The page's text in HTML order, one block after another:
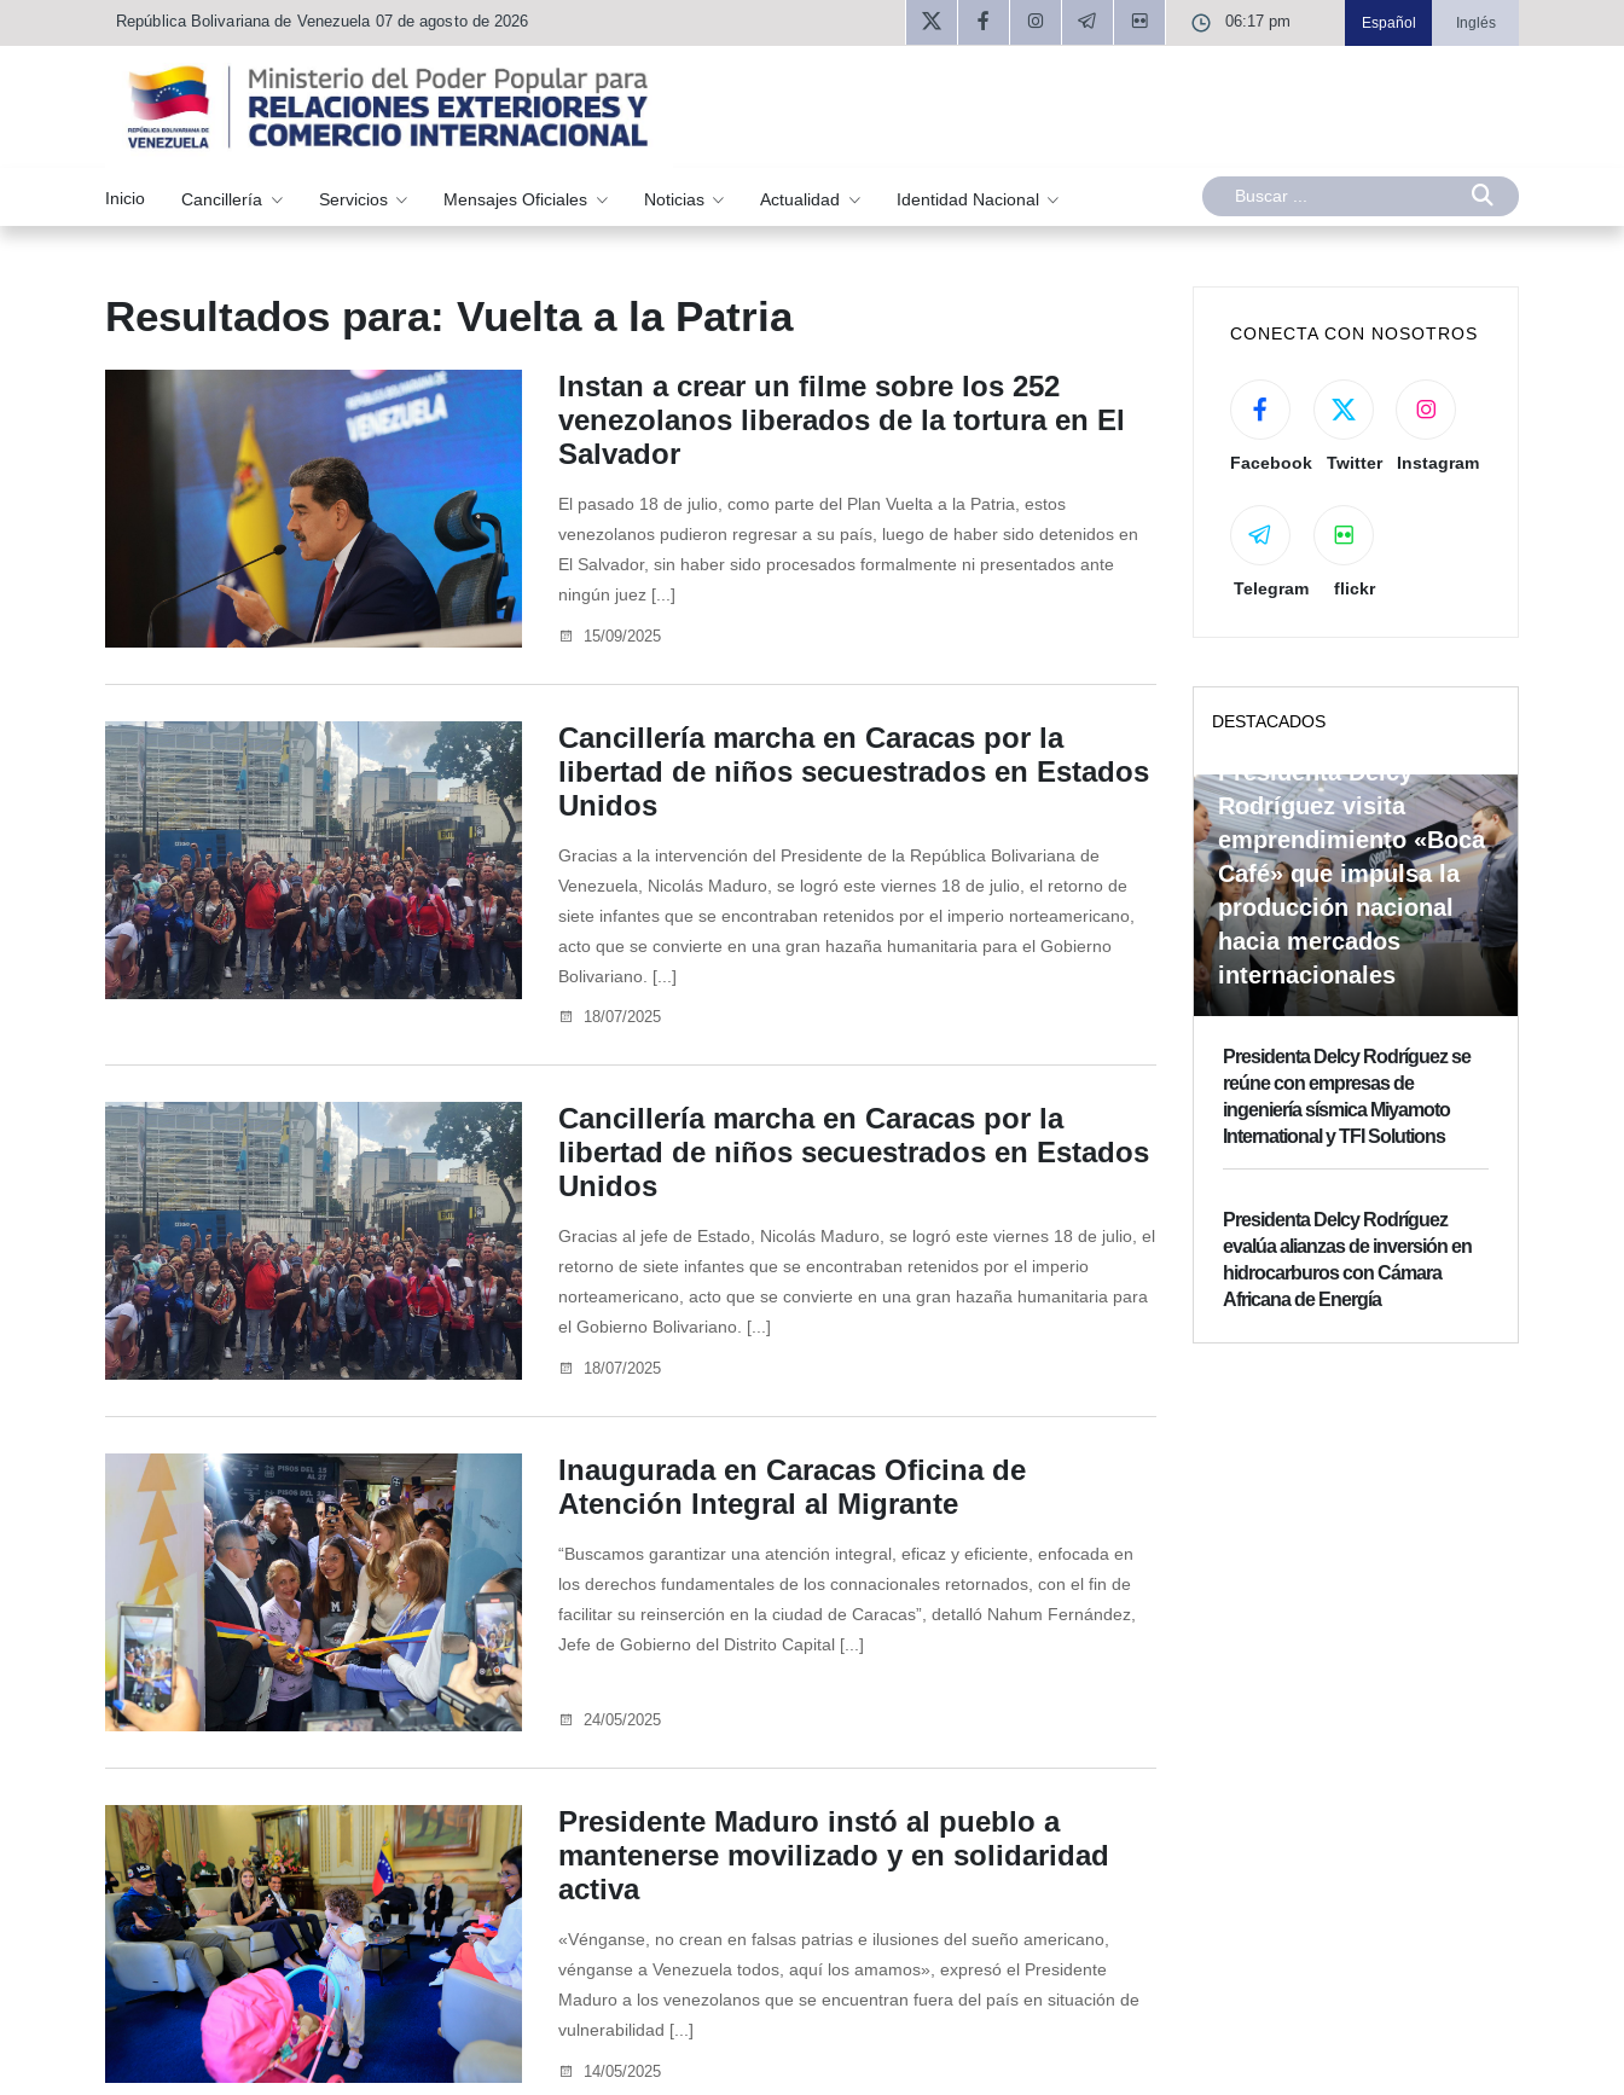
República Bolivariana de Venezuela 07 de agosto de 2026 06:17 pm Español Inglés
Inicio Cancillería Servicios Mensajes Oficiales Noticias Actualidad Identidad Nacional
Resultados para: Vuelta a la Patria
Instan a crear un filme sobre los 252
venezolanos liberados de la tortura en El
Salvador
El pasado 18 de julio, como parte del Plan Vuelta a la Patria, estos
venezolanos pudieron regresar a su país, luego de haber sido detenidos en
El Salvador, sin haber sido procesados formalmente ni presentados ante
ningún juez [...]
15/09/2025
Cancillería marcha en Caracas por la
libertad de niños secuestrados en Estados
Unidos
Gracias a la intervención del Presidente de la República Bolivariana de
Venezuela, Nicolás Maduro, se logró este viernes 18 de julio, el retorno de
siete infantes que se encontraban retenidos por el imperio norteamericano,
acto que se convierte en una gran hazaña humanitaria para el Gobierno
Bolivariano. [...]
18/07/2025
Cancillería marcha en Caracas por la
libertad de niños secuestrados en Estados
Unidos
Gracias al jefe de Estado, Nicolás Maduro, se logró este viernes 18 de julio, el
retorno de siete infantes que se encontraban retenidos por el imperio
norteamericano, acto que se convierte en una gran hazaña humanitaria para
el Gobierno Bolivariano. [...]
18/07/2025
Inaugurada en Caracas Oficina de
Atención Integral al Migrante
“Buscamos garantizar una atención integral, eficaz y eficiente, enfocada en
los derechos fundamentales de los connacionales retornados, con el fin de
facilitar su reinserción en la ciudad de Caracas”, detalló Nahum Fernández,
Jefe de Gobierno del Distrito Capital [...]
24/05/2025
Presidente Maduro instó al pueblo a
mantenerse movilizado y en solidaridad
activa
«Vénganse, no crean en falsas patrias e ilusiones del sueño americano,
vénganse a Venezuela todos, aquí los amamos», expresó el Presidente
Maduro a los venezolanos que se encuentran fuera del país en situación de
vulnerabilidad [...]
14/05/2025
CONECTA CON NOSOTROS
Facebook Twitter Instagram
Telegram flickr
DESTACADOS
Presidenta Delcy
Rodríguez visita
emprendimiento «Boca
Café» que impulsa la
producción nacional
hacia mercados
internacionales
Presidenta Delcy Rodríguez se
reúne con empresas de
ingeniería sísmica Miyamoto
International y TFI Solutions
Presidenta Delcy Rodríguez
evalúa alianzas de inversión en
hidrocarburos con Cámara
Africana de Energía